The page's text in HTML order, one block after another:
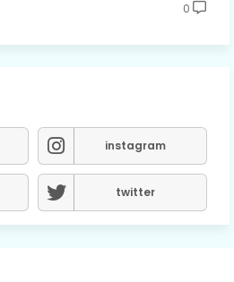
0
instagram
twitter